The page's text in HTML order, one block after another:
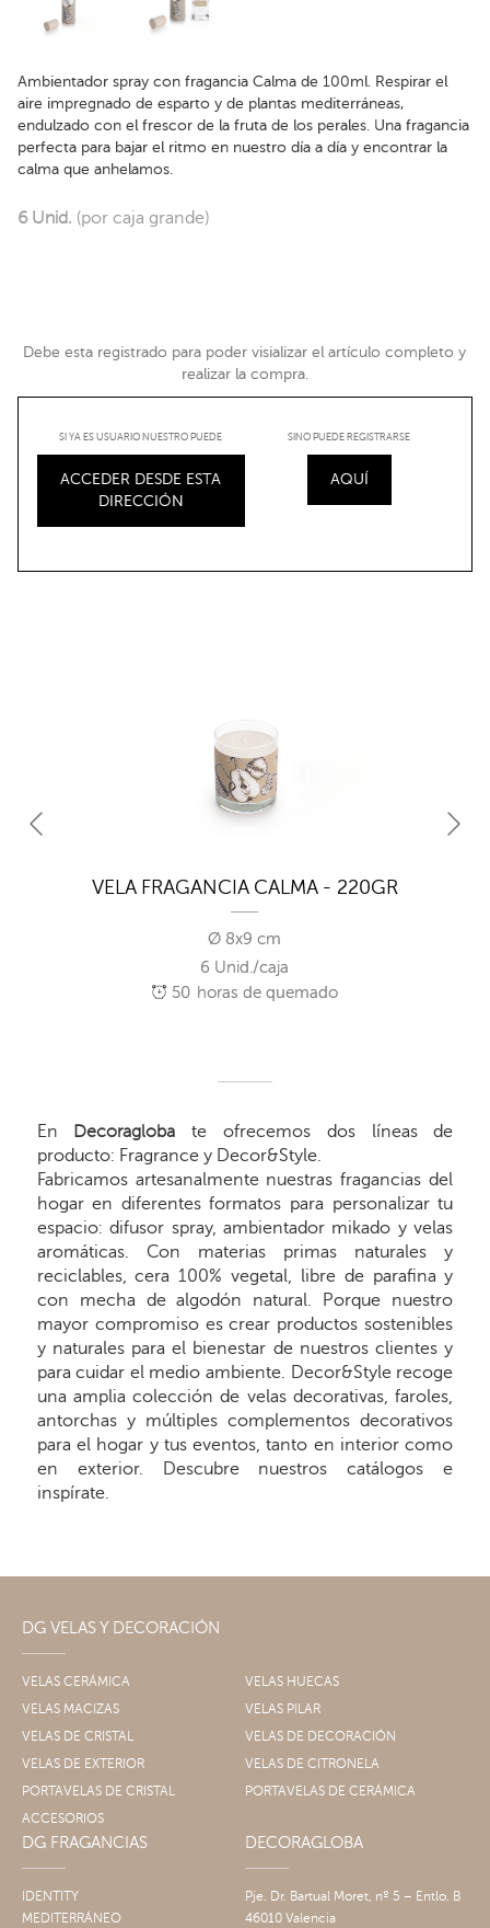
Ambientador spray con fragancia Calma de 100ml. Respirar el
aire impregnado de esparto y de plantas mediterráneas,
endulzado con el frescor de la fruta de los perales. Una fragancia
perfecta para bajar el ritmo en nuestro día a día y encontrar la
calma que anhelamos.
6 Unid. (por caja grande)
Debe esta registrado para poder visializar el artículo completo y
realizar la compra.
SI YA ES USUARIO NUESTRO PUEDE
ACCEDER DESDE ESTA
DIRECCIÓN
SINO PUEDE REGISTRARSE
AQUÍ
VELA FRAGANCIA CALMA - 220GR
Ø 8x9 cm
6 Unid./caja
50 horas de quemado
En Decoragloba te ofrecemos dos líneas de
producto: Fragrance y Decor&Style.
Fabricamos artesanalmente nuestras fragancias del
hogar en diferentes formatos para personalizar tu
espacio: difusor spray, ambientador mikado y velas
aromáticas. Con materias primas naturales y
reciclables, cera 100% vegetal, libre de parafina y
con mecha de algodón natural. Porque nuestro
mayor compromiso es crear productos sostenibles
y naturales para el bienestar de nuestros clientes y
para cuidar el medio ambiente. Decor&Style recoge
una amplia colección de velas decorativas, faroles,
antorchas y múltiples complementos decorativos
para el hogar y tus eventos, tanto en interior como
en exterior. Descubre nuestros catálogos e
inspírate.
DG VELAS Y DECORACIÓN
VELAS CERÁMICA
VELAS HUECAS
VELAS MACIZAS
VELAS PILAR
VELAS DE CRISTAL
VELAS DE DECORACIÓN
VELAS DE EXTERIOR
VELAS DE CITRONELA
PORTAVELAS DE CRISTAL
PORTAVELAS DE CERÁMICA
ACCESORIOS
DG FRAGANCIAS
IDENTITY
MEDITERRÁNEO
DECORAGLOBA
Pje. Dr. Bartual Moret, nº 5 – Entlo. B
46010 Valencia